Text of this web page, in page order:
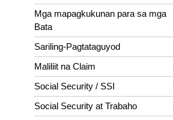
Mga mapagkukunan para sa mga
Bata
Sariling-Pagtataguyod
Maliliit na Claim
Social Security / SSI
Social Security at Trabaho